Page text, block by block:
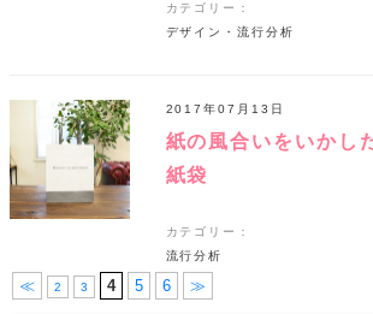
カテゴリー：
デザイン・流行分析
紙の風合いをいかし
紙袋
2017年07月13日
カテゴリー：
流行分析
≪ 2 3 4 5 6 ≫